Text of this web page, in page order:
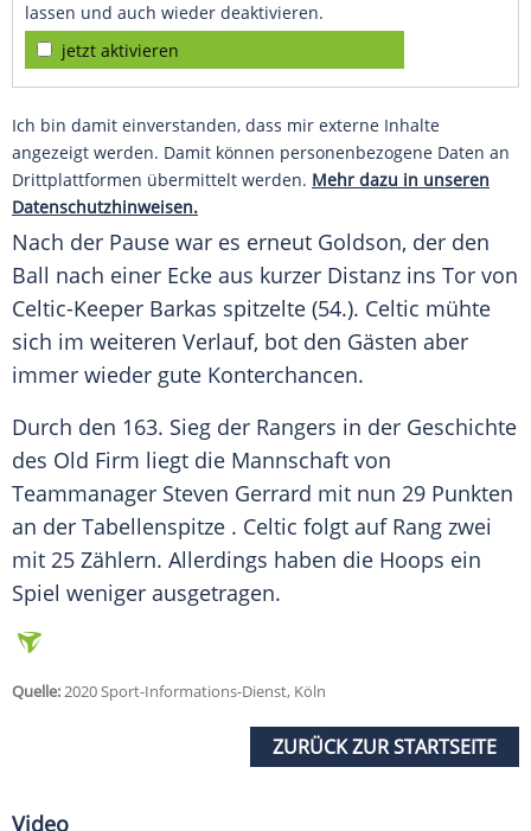
lassen und auch wieder deaktivieren.
jetzt aktivieren
Ich bin damit einverstanden, dass mir externe Inhalte
angezeigt werden. Damit können personenbezogene Daten an
Drittplattformen übermittelt werden. Mehr dazu in unseren
Datenschutzhinweisen.
Nach der Pause war es erneut Goldson, der den
Ball nach einer Ecke aus kurzer Distanz ins Tor von
Celtic-Keeper Barkas spitzelte (54.). Celtic mühte
sich im weiteren Verlauf, bot den Gästen aber
immer wieder gute Konterchancen.
Durch den 163. Sieg der Rangers in der Geschichte
des Old Firm liegt die Mannschaft von
Teammanager Steven Gerrard mit nun 29 Punkten
an der Tabellenspitze . Celtic folgt auf Rang zwei
mit 25 Zählern. Allerdings haben die Hoops ein
Spiel weniger ausgetragen.
Quelle:2020 Sport-Informations-Dienst, Köln
ZURÜCK ZUR STARTSEITE
Video